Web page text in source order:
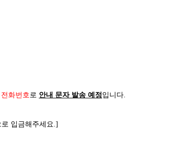
화번호로 안내 문자 발송 예정입니다.
입금해주세요.]